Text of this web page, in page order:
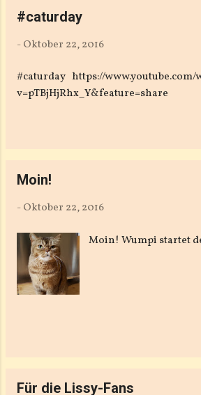
#caturday
-Oktober 22, 2016
#caturday https://www.youtube.com/
v=pTBjHjRhx_Y&feature=share
Moin!
-Oktober 22, 2016
Moin! Wumpi startet
Für die Lissy-Fans